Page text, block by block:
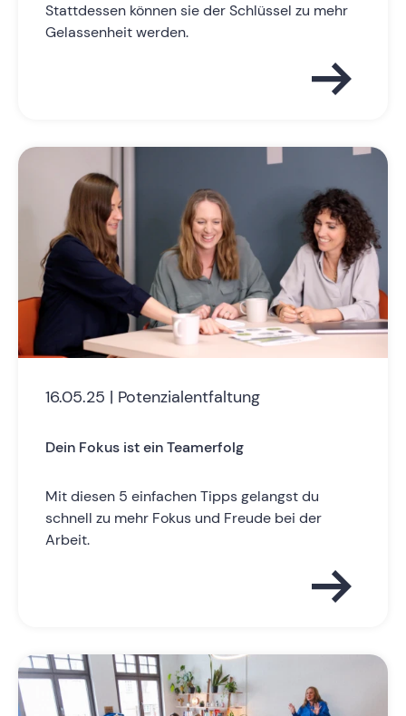
Stattdessen können sie der Schlüssel zu mehr
Gelassenheit werden.
16.05.25 | Potenzialentfaltung
Dein Fokus ist ein Teamerfolg
Mit diesen 5 einfachen Tipps gelangst du
schnell zu mehr Fokus und Freude bei der
Arbeit.